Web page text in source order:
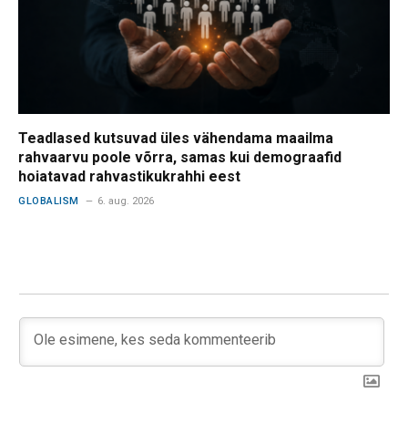
Teadlased kutsuvad üles vähendama maailma
rahvaarvu poole võrra, samas kui demograafid
hoiatavad rahvastikukrahhi eest
GLOBALISM 6. aug. 2026